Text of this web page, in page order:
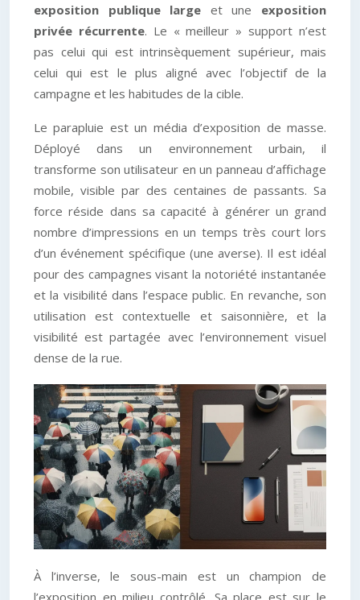
exposition publique large et une exposition
privée récurrente. Le « meilleur » support n’est
pas celui qui est intrinsèquement supérieur, mais
celui qui est le plus aligné avec l’objectif de la
campagne et les habitudes de la cible.
Le parapluie est un média d’exposition de masse.
Déployé dans un environnement urbain, il
transforme son utilisateur en un panneau d’affichage
mobile, visible par des centaines de passants. Sa
force réside dans sa capacité à générer un grand
nombre d’impressions en un temps très court lors
d’un événement spécifique (une averse). Il est idéal
pour des campagnes visant la notoriété instantanée
et la visibilité dans l’espace public. En revanche, son
utilisation est contextuelle et saisonnière, et la
visibilité est partagée avec l’environnement visuel
dense de la rue.
À l’inverse, le sous-main est un champion de
l’exposition en milieu contrôlé. Sa place est sur le